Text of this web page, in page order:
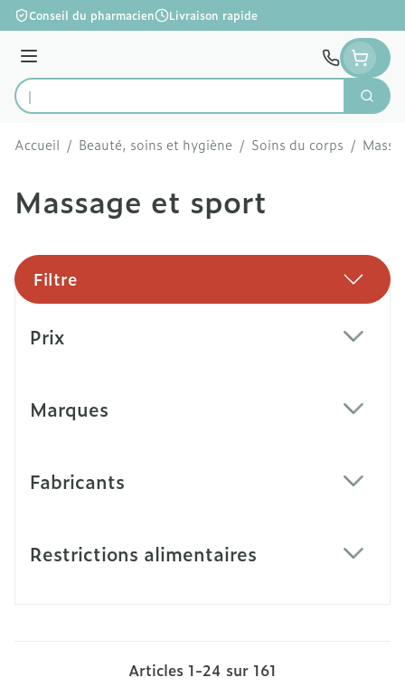
Aller au contenu
Conseil du pharmacien Livraison rapide
Menu
Rechercher
Accueil / Beauté, soins et hygiène / Soins du corps /
Massage et sport
Filtre
Prix
Marques
Fabricants
Restrictions alimentaires
Articles 1-24 sur 161